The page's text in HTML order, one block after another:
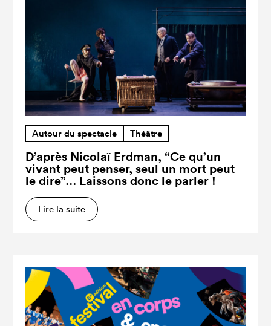
Autour du spectacle Théâtre
D’après Nicolaï Erdman, “Ce qu’un
vivant peut penser, seul un mort peut
le dire”… Laissons donc le parler !
Lire la suite